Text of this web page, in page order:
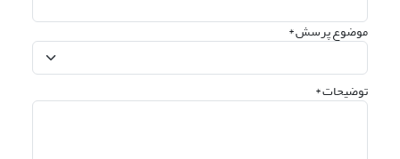
موضوع پرسش *
توضیحات *